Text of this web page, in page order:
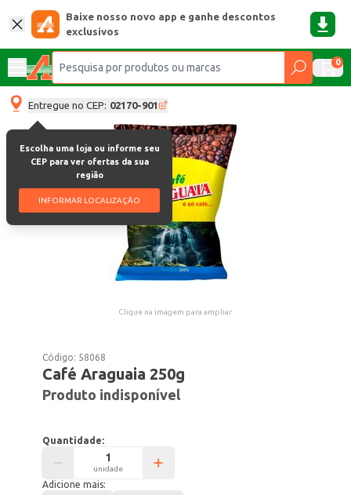
Baixe nosso novo app e ganhe descontos
exclusivos
0
Entregue no CEP: 02170-901
Escolha uma loja ou informe seu
CEP para ver ofertas da sua
região
INFORMAR LOCALIZAÇÃO
Clique na imagem para ampliar.
Código: 58068
Café Araguaia 250g
Produto indisponível
Quantidade:
unidade
Adicione mais: